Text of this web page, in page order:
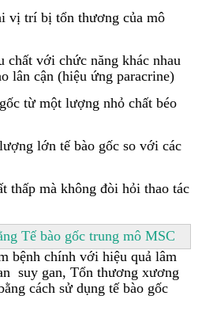
vị trí bị tổn thương của mô
chất với chức năng khác nhau
lân cận (hiệu ứng paracrine)
từ một lượng nhỏ chất béo
lớn tế bào gốc so với các
thấp mà không đòi hỏi thao tác
Tế bào gốc trung mô MSC
bệnh chính với hiệu quả lâm
suy gan, Tổn thương xương
cách sử dụng tế bào gốc